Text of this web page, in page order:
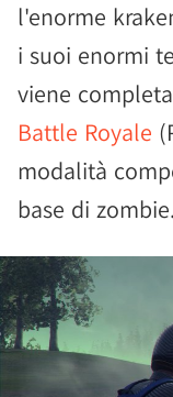
l'enorme
i suoi enormi
viene
Battle Royale
modalità
base di zombie.